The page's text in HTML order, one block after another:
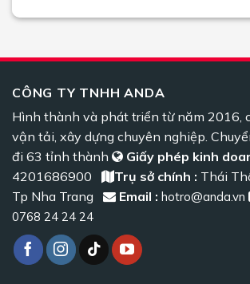
CÔNG TY TNHH ANDA
Hình thành và phát triển từ năm 2016,
vận tải, xây dựng chuyên nghiệp.
đi 63 tỉnh thành
Giấy phép kinh
4201686900
Trụ sở chính : Thái
Tp Nha Trang
Email : hotro@anda.vn
0768 24 24 24